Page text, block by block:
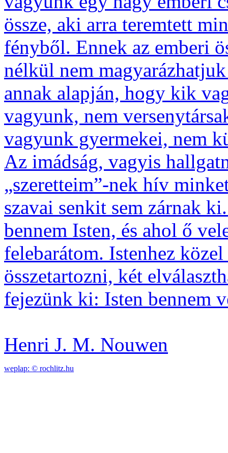
össze, aki arra teremtett
fényből. Ennek az emberi
nélkül nem
annak alapján, hogy kik
vagyunk, nem
vagyunk gyermekei, nem
Az imádság, vagyis
„szeretteim”-nek hív
szavai senkit sem zárnak
bennem Isten, és ahol ő
felebarátom. Istenhez
összetartozni, két
fejezünk ki: Isten bennem
Henri J. M. Nouwen
weplap: © rochlitz.hu